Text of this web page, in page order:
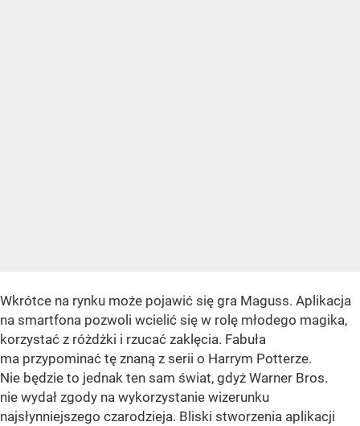
Wkrótce na rynku może pojawić się gra Maguss. Aplikacja
na smartfona pozwoli wcielić się w rolę młodego magika,
korzystać z różdżki i rzucać zaklęcia. Fabuła
ma przypominać tę znaną z serii o Harrym Potterze.
Nie będzie to jednak ten sam świat, gdyż Warner Bros.
nie wydał zgody na wykorzystanie wizerunku
najsłynniejszego czarodzieja. Bliski stworzenia aplikacji